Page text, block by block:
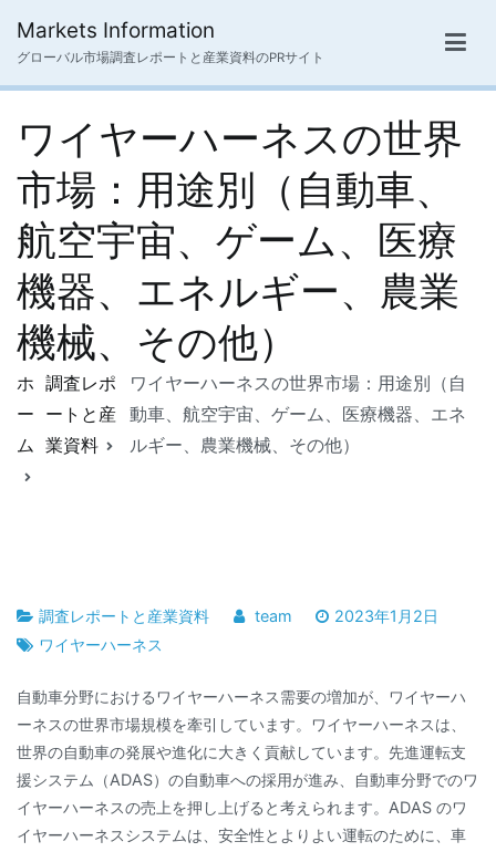
ス
Markets Information
グローバル市場調査レポートと産業資料のPRサイト
ワイヤーハーネスの世界
市場：用途別（自動車、
航空宇宙、ゲーム、医療
機器、エネルギー、農業
機械、その他）
ホ
ー
ム
調査レポ
ートと産
業資料
ワイヤーハーネスの世界市場：用途別（自
動車、航空宇宙、ゲーム、医療機器、エネ
ルギー、農業機械、その他）
調査レポートと産業資料 team
2023年1月2日
ワイヤーハーネス
自動車分野におけるワイヤーハーネス需要の増加が、ワイヤーハ
ーネスの世界市場規模を牽引しています。ワイヤーハーネスは、
世界の自動車の発展や進化に大きく貢献しています。先進運転支
援システム（ADAS）の自動車への採用が進み、自動車分野でのワ
イヤーハーネスの売上を押し上げると考えられます。ADAS のワ
イヤーハーネスシステムは、安全性とよりよい運転のために、車